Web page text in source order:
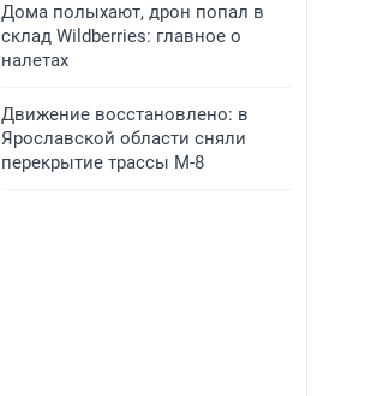
Дома полыхают, дрон попал в
склад Wildberries: главное о
налетах
Движение восстановлено: в
Ярославской области сняли
перекрытие трассы М-8